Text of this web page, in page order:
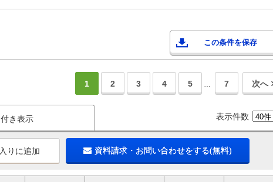
この条件を保存
1 2 3 4 5 … 7 次へ
き表示 表示件数
りに追加 資料請求・お問い合わせをする(無料)